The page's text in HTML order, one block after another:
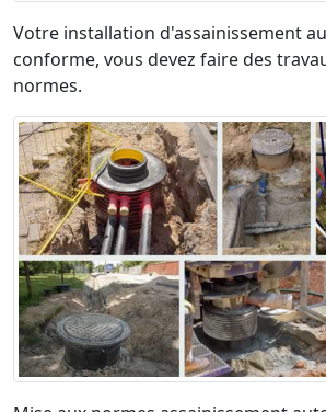
Votre installation d'assainissement
conforme, vous devez faire des
normes.